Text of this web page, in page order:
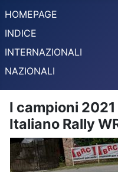
HOMEPAGE
INDICE
INTERNAZIONALI
NAZIONALI
I campioni
Italiano Rally